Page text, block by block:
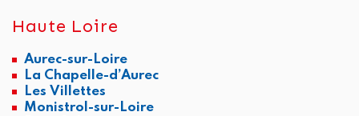
Haute Loire
Aurec-sur-Loire
La Chapelle-d’Aurec
Les Villettes
Monistrol-sur-Loire